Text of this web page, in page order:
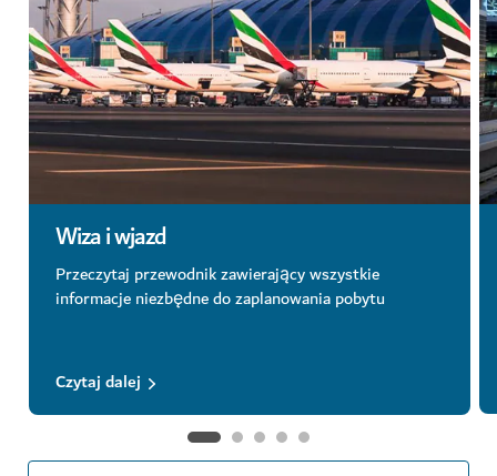
Wiza i wjazd
Przeczytaj przewodnik zawierający wszystkie
informacje niezbędne do zaplanowania pobytu
Czytaj dalej